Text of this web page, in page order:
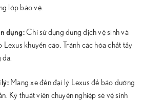
lớp bảo vệ.
dụng:Chỉ sử dụng dung dịch vệ sinh và
khuyến cáo. Tránh các hóa chất tẩy
lý:Mang xe đến đại lý Lexus để bảo dưỡng
Kỹ thuật viên chuyên nghiệp sẽ vệ sinh